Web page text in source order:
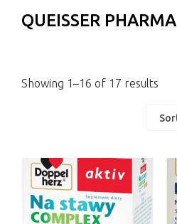
QUEISSER PHARMA
Showing 1–16 of 17 results